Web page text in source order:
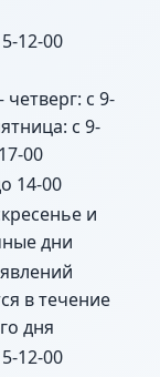
12-00
с 9-
с 9-
00
14-00
и
дни
в течение
дня
12-00